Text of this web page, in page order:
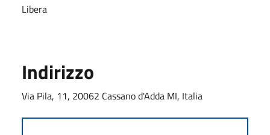
Libera
Indirizzo
Via Pila, 11, 20062 Cassano d'Adda MI, Italia